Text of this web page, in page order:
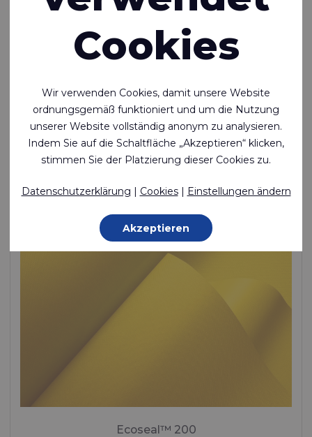
Leichtes, luftdichtes und wasserdichtes, einseitig
beschichtetes, schweißbares Polyamidgewebe
Polyamide (Nylon) - 78 Dtex , Thermoplastisches Polyurethan
(TPU) Beschichtung, 170 g/m²
Ecoseal™ 200
Cookies
Wir verwenden Cookies, damit unsere Website
ordnungsgemäß funktioniert und um die Nutzung
unserer Website vollständig anonym zu analysieren.
Indem Sie auf die Schaltfläche „Akzeptieren“ klicken,
stimmen Sie der Platzierung dieser Cookies zu.
Datenschutzerklärung | Cookies| Einstellungen ändern
Akzeptieren